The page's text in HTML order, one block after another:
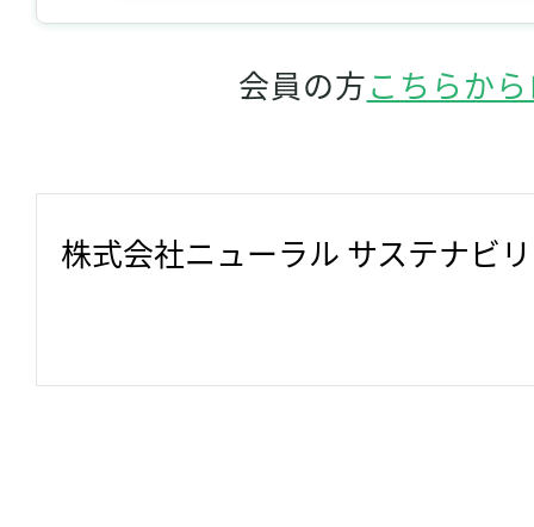
会員の方こちらか
株式会社ニューラル サステナビ